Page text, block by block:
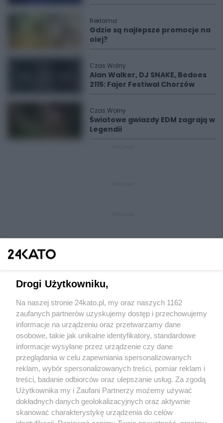
Reklama
Gdzie są najlepsze promocje na
olej?
Czas Wolny
Alan Walker, DJ SNAKE, Bedoes
2115: Fajer Festiwal Chorzów
Czas Wolny
Światowe gwiazdy EDM zagrają w
Legendii
Wydawca mediów lokalnych
Nie zapomnij
zapoznać się z:
polityką prywatności regulamin korzystania z portali
Twojemiasto
Piekary Śląskie
Chorzów
Skontakuj sięz nami
Kontakt
Wydawca
Drogi Użytkowniku,
Na naszej stronie 24kato.pl, my oraz naszych 1162
zaufanych partnerów uzyskujemy dostęp i przechowujemy
informacje na urządzeniu oraz przetwarzamy dane
osobowe, takie jak unikalne identyfikatory, standardowe
informacje wysyłane przez urządzenie czy dane
przeglądania w celu zapewniania spersonalizowanych
reklam, wybór spersonalizowanych treści, pomiar reklam i
treści, badanie odbiorców oraz ulepszanie usług. Za zgodą
Użytkownika my i Zaufani Partnerzy możemy używać
dokładnych danych geolokalizacyjnych oraz aktywnie
skanować charakterystykę urządzenia do celów